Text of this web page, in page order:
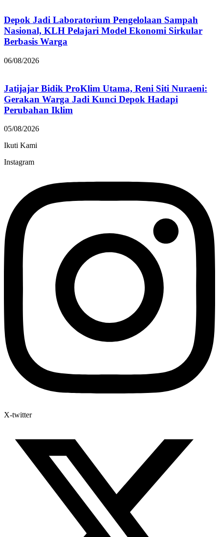
Depok Jadi Laboratorium Pengelolaan Sampah
Nasional, KLH Pelajari Model Ekonomi Sirkular
Berbasis Warga
06/08/2026
Jatijajar Bidik ProKlim Utama, Reni Siti Nuraeni:
Gerakan Warga Jadi Kunci Depok Hadapi
Perubahan Iklim
05/08/2026
Ikuti Kami
Instagram
X-twitter